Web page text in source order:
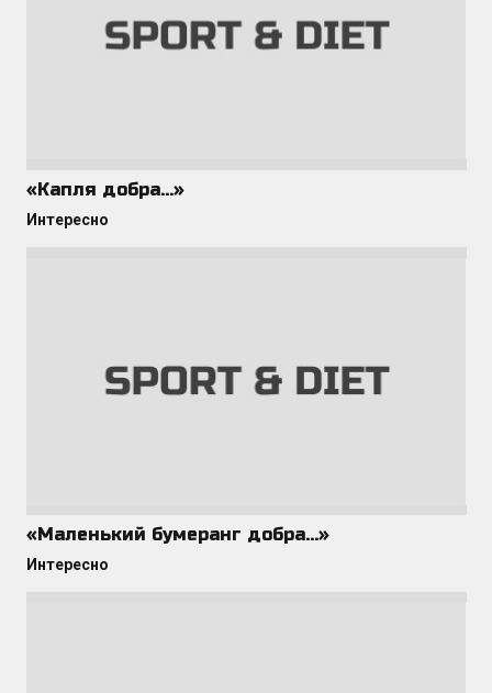
«Капля добра…»
Интересно
«Маленький бумеранг добра…»
Интересно